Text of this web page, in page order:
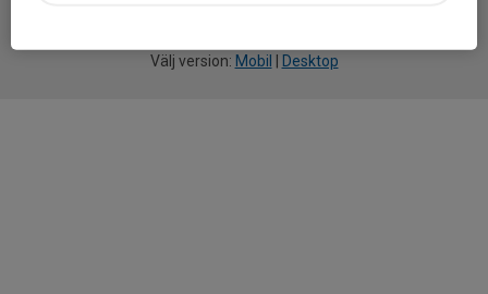
Välj version: Mobil Desktop